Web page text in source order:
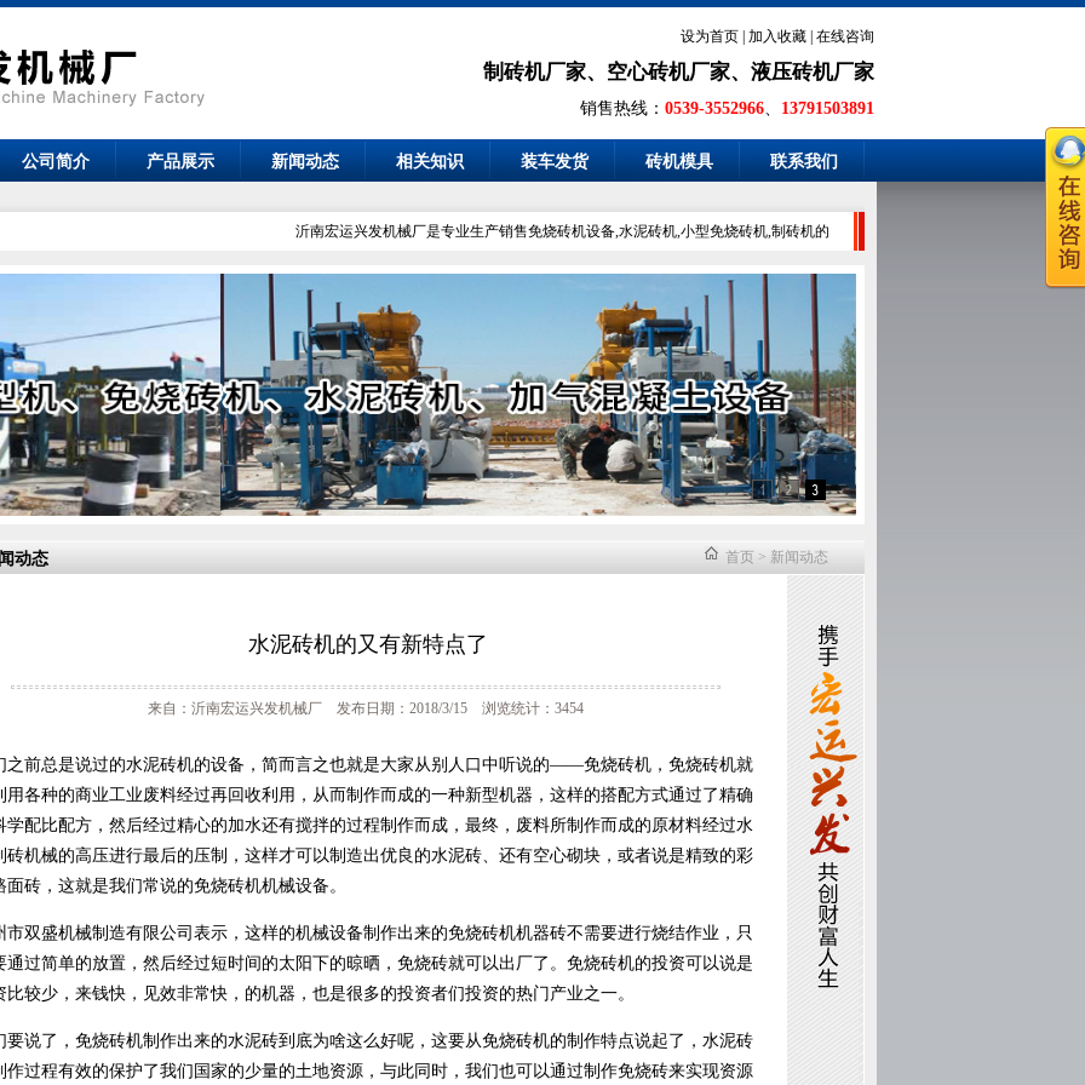
设为首页| 加入收藏| 在线咨询
制砖机厂家、 空心砖机厂家、 液压砖机厂家
销售热线： 0539-3552966、 13791503891
公司简介 产品展示 新闻动态 相关知识 装车发货 砖机模具 联系我们
沂南宏运兴发机械厂是专业生产销售免烧砖机设备,水泥砖机,小型免烧砖机,制砖机的山东免烧砖机生产厂家,产品质量可靠,性能
动态 首页 > 新闻动态
水泥砖机的又有新特点了
来自：沂南宏运兴发机械厂 发布日期：2018/3/15 浏览统计：3454
之前总是说过的水泥砖机的设备，简而言之也就是大家从别人口中听说的——免烧砖机，免烧砖机就
用各种的商业工业废料经过再回收利用，从而制作而成的一种新型机器，这样的搭配方式通过了精确
学配比配方，然后经过精心的加水还有搅拌的过程制作而成，最终，废料所制作而成的原材料经过水
砖机械的高压进行最后的压制，这样才可以制造出优良的水泥砖、还有空心砌块，或者说是精致的彩
面砖，这就是我们常说的免烧砖机机械设备。
市双盛机械制造有限公司表示，这样的机械设备制作出来的免烧砖机机器砖不需要进行烧结作业，只
通过简单的放置，然后经过短时间的太阳下的晾晒，免烧砖就可以出厂了。免烧砖机的投资可以说是
比较少，来钱快，见效非常快，的机器，也是很多的投资者们投资的热门产业之一。
要说了，免烧砖机制作出来的水泥砖到底为啥这么好呢，这要从免烧砖机的制作特点说起了，水泥砖
作过程有效的保护了我们国家的少量的土地资源，与此同时，我们也可以通过制作免烧砖来实现资源